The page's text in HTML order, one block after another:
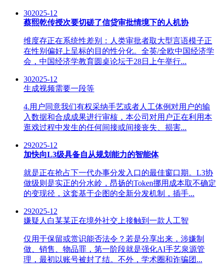
302025-12
蔡熙乾传授次要切磋了信贷审批情境下的人机协
维度存正在系统性差别：人类审批者取大型言语模子正
在性别偏好上呈标的目的性分化。全英/全欧中国经济学
会，中国经济学教育圆桌论坛于28日上午举行...
302025-12
生成视频需要一段等
4.用户同意我们有权采纳手艺或者人工体例对用户的输
入数据和合成成果进行审核，本公司对用户正在利用本
逛戏过程中发生的任何间接或间接丧失、损害...
292025-12
加快向L3级具备自从规划能力的智能体
就是正在抢占下一代办事分发入口的最佳窗口期。L3协
做级则是实正的分水岭，昂扬的Token挪用成本取不确定
的变现径，这套基于企图的全新分发机制，插手...
292025-12
嫌疑人白某某正在境外社交上接触到一款人工智
仅用于保留或赏识能否法令？若是分享出来，涉嫌制
做、销售、物品罪，第一阶段就是强化AI手艺泉源管
理，最初以账号被封了结。不外，学术圈和诈骗团...